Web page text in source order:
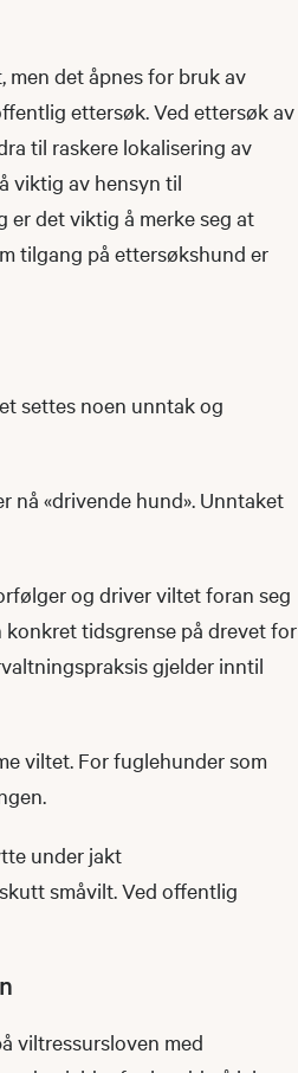
men det åpnes for bruk av
ettersøk. Ved ettersøk av
til raskere lokalisering av
viktig av hensyn til
er det viktig å merke seg at
tilgang på ettersøkshund er
settes noen unntak og
nå «drivende hund». Unntaket
og driver viltet foran seg
tidsgrense på drevet for
gjelder inntil
viltet. For fuglehunder som
under jakt
småvilt. Ved offentlig
viltressursloven med